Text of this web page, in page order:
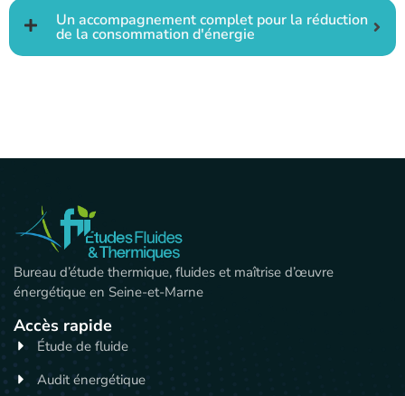
Un accompagnement complet pour la réduction
de la consommation d'énergie
Bureau d’étude thermique, fluides et maîtrise d’œuvre
énergétique en Seine-et-Marne
Accès rapide
Étude de fluide
Audit énergétique